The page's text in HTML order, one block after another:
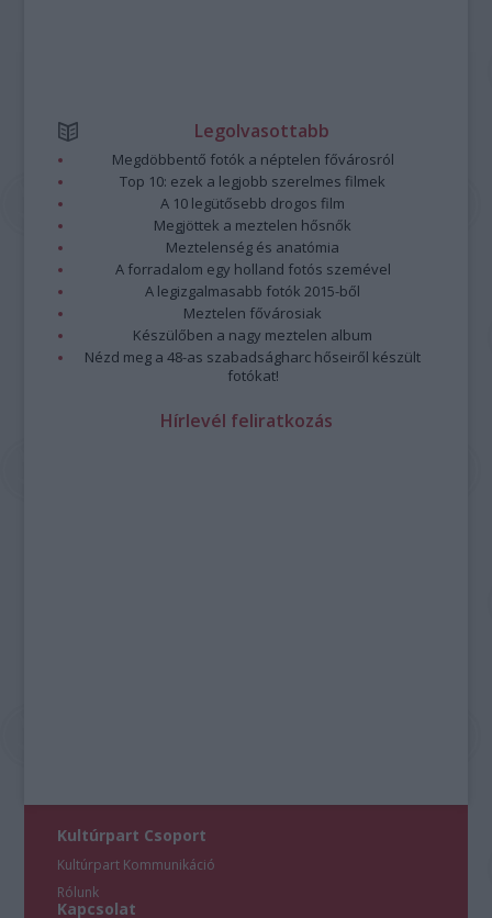
Legolvasottabb
Megdöbbentő fotók a néptelen fővárosról
Top 10: ezek a legjobb szerelmes filmek
A 10 legütősebb drogos film
Megjöttek a meztelen hősnők
Meztelenség és anatómia
A forradalom egy holland fotós szemével
A legizgalmasabb fotók 2015-ből
Meztelen fővárosiak
Készülőben a nagy meztelen album
Nézd meg a 48-as szabadságharc hőseiről készült
fotókat!
Hírlevél feliratkozás
Kultúrpart Csoport
Kultúrpart Kommunikáció
Rólunk
Kapcsolat